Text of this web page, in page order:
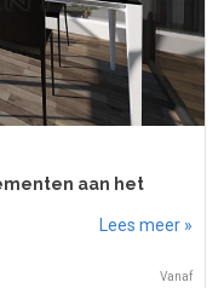
aan het
Lees meer »
Vanaf